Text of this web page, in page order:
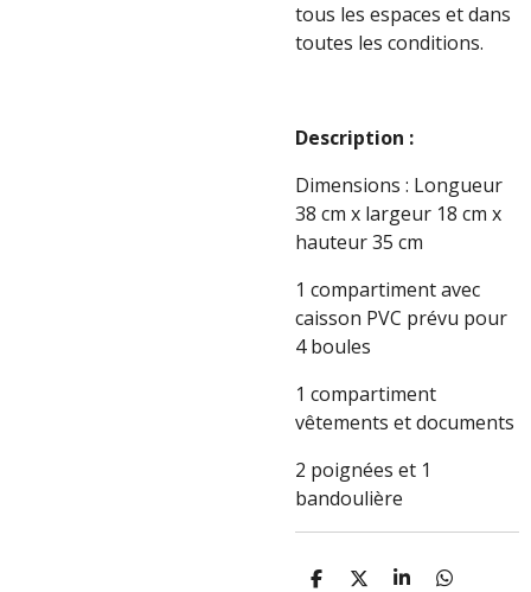
tous les espaces et dans
toutes les conditions.
Description :
Dimensions : Longueur
38 cm x largeur 18 cm x
hauteur 35 cm
1 compartiment avec
caisson PVC prévu pour
4 boules
1 compartiment
vêtements et documents
2 poignées et 1
bandoulière
P
P
P
P